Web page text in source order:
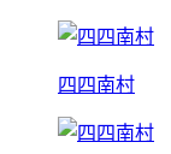
四四南村